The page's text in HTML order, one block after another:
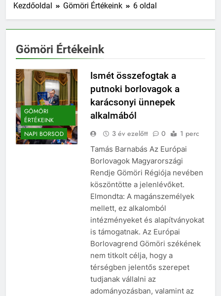
Kezdőoldal Gömöri Értékeink 6 oldal
Gömöri Értékeink
GÖMÖRI
ÉRTÉKEINK
NAPI BORSOD
Ismét összefogtak a
putnoki borlovagok a
karácsonyi ünnepek
alkalmából
3 év ezelőtt 0 1 perc
Tamás Barnabás Az Európai
Borlovagok Magyarországi
Rendje Gömöri Régiója nevében
köszöntötte a jelenlévőket.
Elmondta: A magánszemélyek
mellett, ez alkalomból
intézményeket és alapítványokat
is támogatnak. Az Európai
Borlovagrend Gömöri székének
nem titkolt célja, hogy a
térségben jelentős szerepet
tudjanak vállalni az
adományozásban, valamint az